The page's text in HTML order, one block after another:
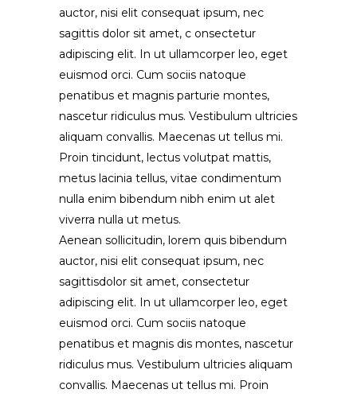
auctor, nisi elit consequat ipsum, nec
sagittis dolor sit amet, c onsectetur
adipiscing elit. In ut ullamcorper leo, eget
euismod orci. Cum sociis natoque
penatibus et magnis parturie montes,
nascetur ridiculus mus. Vestibulum ultricies
aliquam convallis. Maecenas ut tellus mi.
Proin tincidunt, lectus volutpat mattis,
metus lacinia tellus, vitae condimentum
nulla enim bibendum nibh enim ut alet
viverra nulla ut metus.
Aenean sollicitudin, lorem quis bibendum
auctor, nisi elit consequat ipsum, nec
sagittisdolor sit amet, consectetur
adipiscing elit. In ut ullamcorper leo, eget
euismod orci. Cum sociis natoque
penatibus et magnis dis montes, nascetur
ridiculus mus. Vestibulum ultricies aliquam
convallis. Maecenas ut tellus mi. Proin